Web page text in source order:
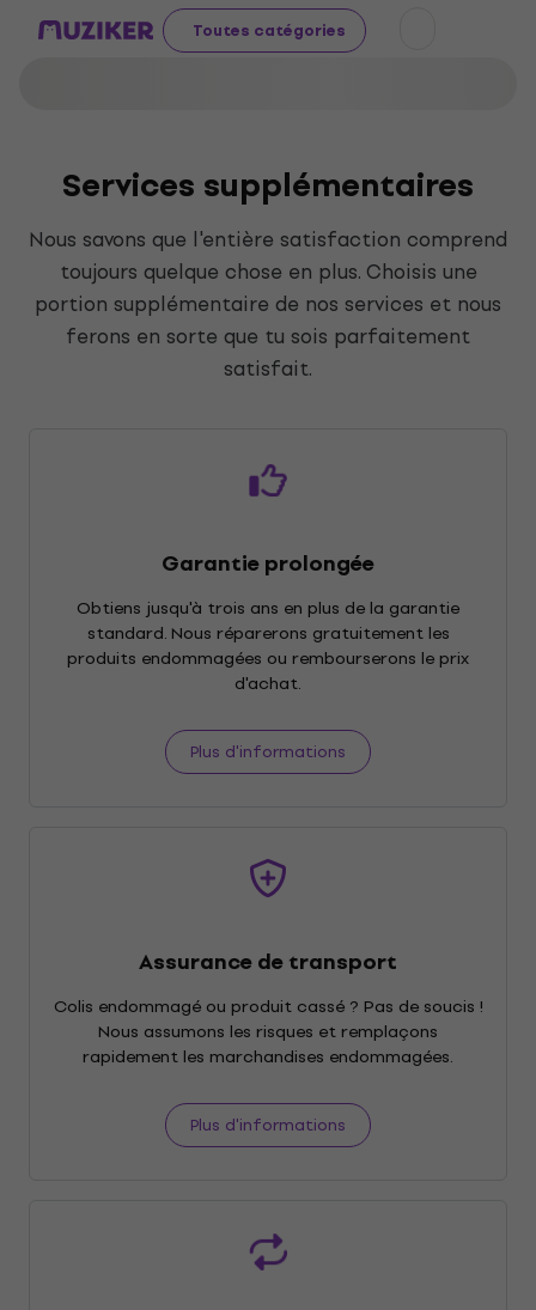
Toutes catégories
Services supplémentaires
Nous savons que l'entière satisfaction comprend
toujours quelque chose en plus. Choisis une
portion supplémentaire de nos services et nous
ferons en sorte que tu sois parfaitement
satisfait.
Garantie prolongée
Obtiens jusqu'à trois ans en plus de la garantie
standard. Nous réparerons gratuitement les
produits endommagées ou rembourserons le prix
d'achat.
Plus d'informations
Assurance de transport
Colis endommagé ou produit cassé ? Pas de soucis !
Nous assumons les risques et remplaçons
rapidement les marchandises endommagées.
Plus d'informations